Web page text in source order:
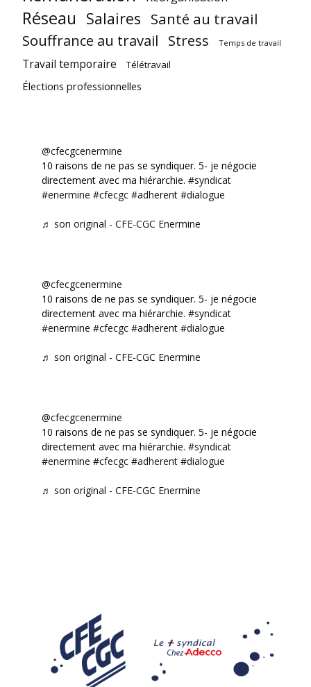
Réseau Salaires Santé au travail
Souffrance au travail Stress Temps de travail
Travail temporaire Télétravail
Élections professionnelles
@cfecgcenermine
10 raisons de ne pas se syndiquer. 5- je négocie
directement avec ma hiérarchie. #syndicat
#enermine #cfecgc #adherent #dialogue
♬ son original - CFE-CGC Enermine
@cfecgcenermine
10 raisons de ne pas se syndiquer. 5- je négocie
directement avec ma hiérarchie. #syndicat
#enermine #cfecgc #adherent #dialogue
♬ son original - CFE-CGC Enermine
@cfecgcenermine
10 raisons de ne pas se syndiquer. 5- je négocie
directement avec ma hiérarchie. #syndicat
#enermine #cfecgc #adherent #dialogue
♬ son original - CFE-CGC Enermine